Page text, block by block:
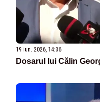
19 iun. 2026, 14:36
Dosarul lui Călin